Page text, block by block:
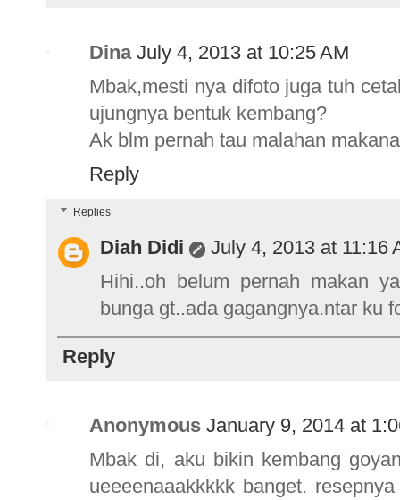
Dina July 4, 2013 at 10:25 AM
Mbak,mesti nya difoto juga tuh
ujungnya bentuk kembang?
Ak blm pernah tau malahan
Reply
Replies
Diah Didi
July 4, 2013 at 11:16
Hihi..oh belum pernah makan
bunga gt..ada gagangnya.ntar ku
Reply
Anonymous January 9, 2014 at
Mbak di, aku bikin kembang
ueeeenaaakkkkk banget.